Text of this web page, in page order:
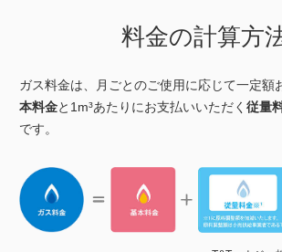
料金の計算方
ガス料金は、月ごとのご使用に応じて一定額
本料金と 1m³あたりにお支払いいただく 従量
です。